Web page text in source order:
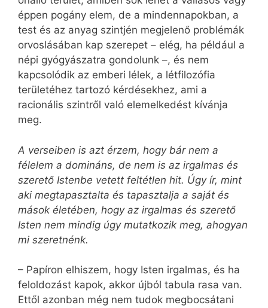
éppen pogány elem, de a mindennapokban, a
test és az anyag szintjén megjelenő problémák
orvoslásában kap szerepet – elég, ha például a
népi gyógyászatra gondolunk –, és nem
kapcsolódik az emberi lélek, a létfilozófia
területéhez tartozó kérdésekhez, ami a
racionális szintről való elemelkedést kívánja
meg.
A verseiben is azt érzem, hogy bár nem a
félelem a domináns, de nem is az irgalmas és
szerető Istenbe vetett feltétlen hit. Úgy ír, mint
aki megtapasztalta és tapasztalja a saját és
mások életében, hogy az irgalmas és szerető
Isten nem mindig úgy mutatkozik meg, ahogyan
mi szeretnénk.
– Papíron elhiszem, hogy Isten irgalmas, és ha
feloldozást kapok, akkor újból tabula rasa van.
Ettől azonban még nem tudok megbocsátani